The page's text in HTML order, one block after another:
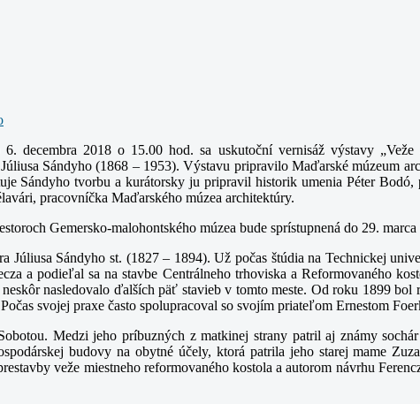
decembra 2018 o 15.00 hod. sa uskutoční vernisáž výstavy
Sándyho (1868 – 1953). Výstavu pripravilo Maďarské múzeum
Sándyho tvorbu a kurátorsky ju pripravil historik umenia Péter
pracovníčka Maďarského múzea architektúry.
Gemersko-malohontského múzea bude sprístupnená do 29.
Júliusa Sándyho st. (1827 – 1894). Už počas štúdia na Technickej
a podieľal sa na stavbe Centrálneho trhoviska a Reformovaného
nasledovalo ďalších päť stavieb v tomto meste. Od roku 1899
svojej praxe často spolupracoval so svojím priateľom Ernestom
Medzi jeho príbuzných z matkinej strany patril aj známy
budovy na obytné účely, ktorá patrila jeho starej mame
veže miestneho reformovaného kostola a autorom návrhu